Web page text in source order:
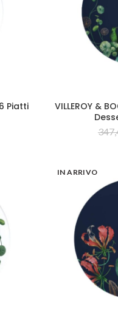
Piatti
VILLEROY &
IN ARRIVO